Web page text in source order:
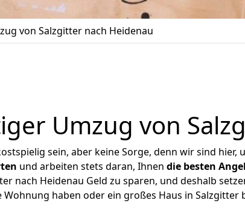
von Salzgitter nach Heidenau
Umzug von
sein, aber keine Sorge, denn wir sind hier,
und arbeiten stets daran, Ihnen die besten
nach Heidenau Geld zu sparen, und deshalb
Wohnung haben oder ein großes Haus in